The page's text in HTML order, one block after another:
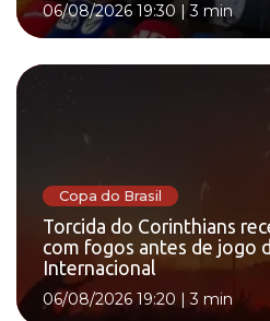
06/08/2026 19:30 |3 min
Copa do Brasil
Torcida do Corinthians
com fogos antes de jogo
Internacional
06/08/2026 19:20 |3 min